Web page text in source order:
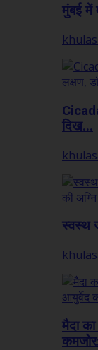
मुंबई में
दिख...
स्वस्थ
मैदा